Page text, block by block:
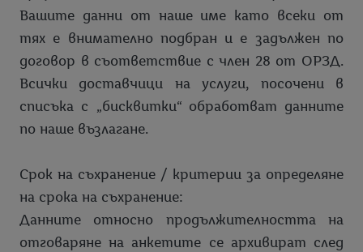
Вашите данни от наше име като всеки от
тях е внимателно подбран и е задължен по
договор в съответствие с член 28 от ОРЗД.
Всички доставчици на услуги, посочени в
списъка с „бисквитки“ обработват данните
по наше възлагане.
Срок на съхранение / критерии за определяне
на срока на съхранение:
Данните относно продължителността на
отговаряне на анкетите се архивират след